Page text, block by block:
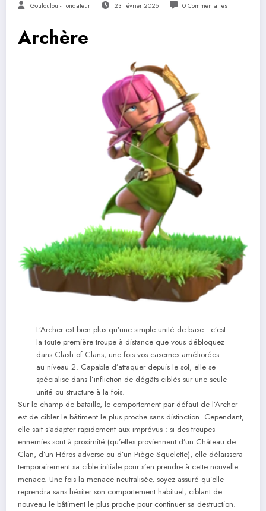
Gouloulou - Fondateur 23 Février 2026 0 Commentaires
Archère
L’Archer est bien plus qu’une simple unité de base : c’est
la toute première troupe à distance que vous débloquez
dans Clash of Clans, une fois vos casernes améliorées
au niveau 2. Capable d’attaquer depuis le sol, elle se
spécialise dans l’infliction de dégâts ciblés sur une seule
unité ou structure à la fois.
Sur le champ de bataille, le comportement par défaut de l’Archer
est de cibler le bâtiment le plus proche sans distinction. Cependant,
elle sait s’adapter rapidement aux imprévus : si des troupes
ennemies sont à proximité (qu’elles proviennent d’un Château de
Clan, d’un Héros adverse ou d’un Piège Squelette), elle délaissera
temporairement sa cible initiale pour s’en prendre à cette nouvelle
menace. Une fois la menace neutralisée, soyez assuré qu’elle
reprendra sans hésiter son comportement habituel, ciblant de
nouveau le bâtiment le plus proche pour continuer sa destruction.